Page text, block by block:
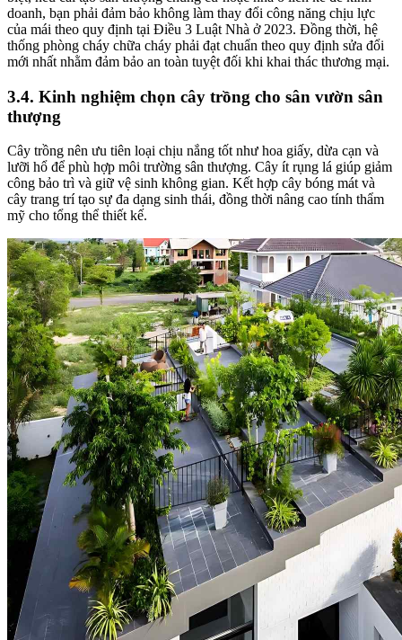
doanh, bạn phải đảm bảo không làm thay đổi công năng chịu lực
của mái theo quy định tại Điều 3 Luật Nhà ở 2023. Đồng thời, hệ
thống phòng cháy chữa cháy phải đạt chuẩn theo quy định sửa đổi
mới nhất nhằm đảm bảo an toàn tuyệt đối khi khai thác thương mại.
3.4. Kinh nghiệm chọn cây trồng cho sân vườn sân
thượng
Cây trồng nên ưu tiên loại chịu nắng tốt như hoa giấy, dừa cạn và
lưỡi hổ để phù hợp môi trường sân thượng. Cây ít rụng lá giúp giảm
công bảo trì và giữ vệ sinh không gian. Kết hợp cây bóng mát và
cây trang trí tạo sự đa dạng sinh thái, đồng thời nâng cao tính thẩm
mỹ cho tổng thể thiết kế.